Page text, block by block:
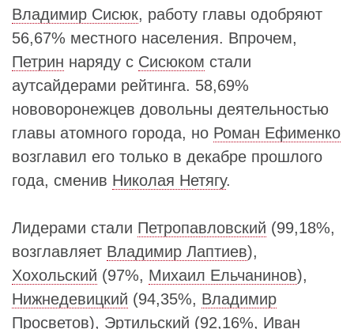
Владимир Сисюк, работу главы одобряют
56,67% местного населения. Впрочем,
Петрин наряду с Сисюком стали
аутсайдерами рейтинга. 58,69%
нововоронежцев довольны деятельностью
главы атомного города, но Роман Ефименко
возглавил его только в декабре прошлого
года, сменив Николая Нетягу.
Лидерами стали Петропавловский (99,18%,
возглавляет Владимир Лаптиев),
Хохольский (97%, Михаил Ельчанинов),
Нижнедевицкий (94,35%, Владимир
Просветов), Эртильский (92,16%, Иван